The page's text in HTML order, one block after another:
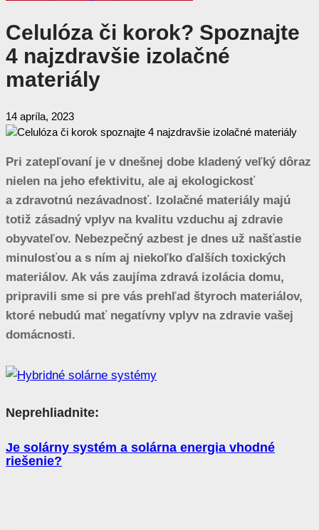
Celulóza či korok? Spoznajte
4 najzdravšie izolačné
materiály
14 apríla, 2023
Pri zatepľovaní je v dnešnej dobe kladený veľký dôraz
nielen na jeho efektivitu, ale aj ekologickosť
a zdravotnú nezávadnosť. Izolačné materiály majú
totiž zásadný vplyv na kvalitu vzduchu aj zdravie
obyvateľov. Nebezpečný azbest je dnes už našťastie
minulosťou a s ním aj niekoľko ďalších toxických
materiálov. Ak vás zaujíma zdravá izolácia domu,
pripravili sme si pre vás prehľad štyroch materiálov,
ktoré nebudú mať negatívny vplyv na zdravie vašej
domácnosti.
Neprehliadnite:
Je solárny systém a solárna energia vhodné
riešenie?